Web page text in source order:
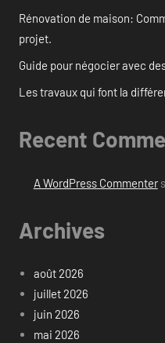
Rénovation de maison:
projet.
Guide pour négocier avec
Les travaux qui font la
Recent
A WordPress Commenter
Archives
août 2026
juillet 2026
juin 2026
mai 2026